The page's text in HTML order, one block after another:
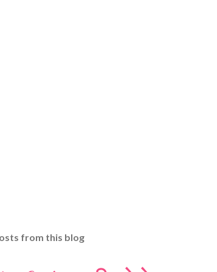
from this blog